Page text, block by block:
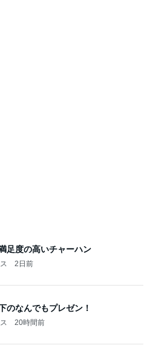
足度の高いチャーハン
2日前
のなんでもプレゼン！
20時間前